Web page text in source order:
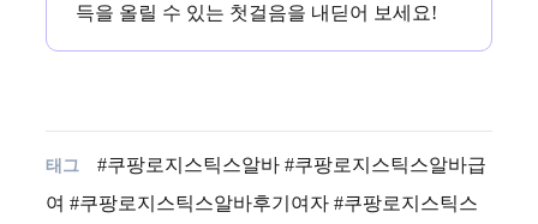
득을 올릴 수 있는 첫걸음을 내딛어 보세요!
#쿠팡로지스틱스알바 #쿠팡로지스틱스알바급
여 #쿠팡로지스틱스알바후기여자 #쿠팡로지스틱스